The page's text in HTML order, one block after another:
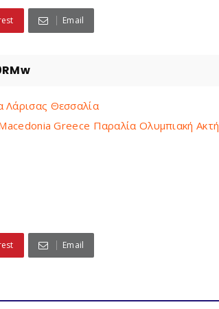
Email
Λάρισας Θεσσαλία
Greece Παραλία Ολυμπιακή Ακτή
Email